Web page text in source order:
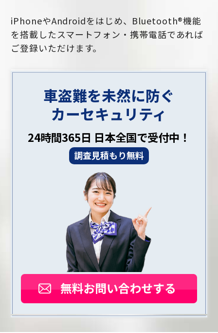
iPhoneやAndroidをはじめ、Bluetooth®機能
を搭載したスマートフォン・携帯電話であれば
ご登録いただけます。
車盗難を未然に防ぐ
カーセキュリティ
24時間365日 日本全国で受付中！
調査見積もり無料